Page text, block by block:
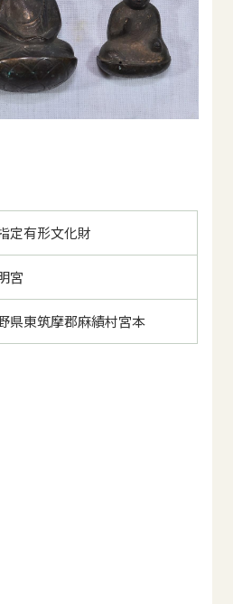
定有形文化財
宮
県東筑摩郡麻績村宮本